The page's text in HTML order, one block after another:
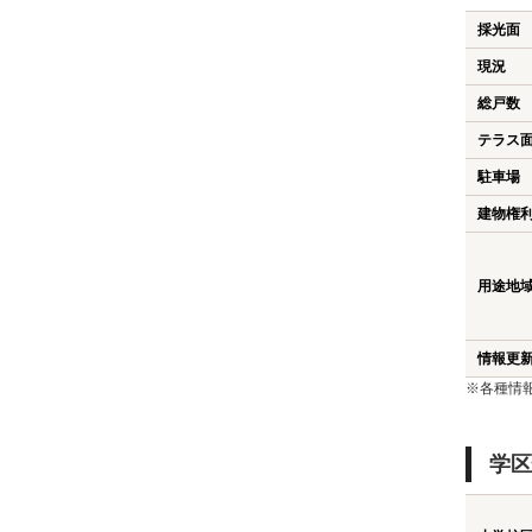
採光面
現況
総戸数
テラス
駐車場
建物権
用途地
情報更
※各種情
学